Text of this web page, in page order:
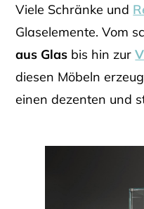
Viele Schränke und
Glaselemente. Vom
aus Glas bis hin zur
diesen Möbeln
einen dezenten und